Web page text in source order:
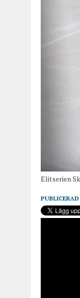
Elitserien
PUBLICERAD